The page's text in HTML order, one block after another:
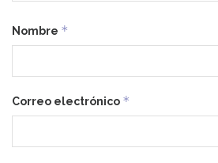
Nombre *
Correo electrónico *